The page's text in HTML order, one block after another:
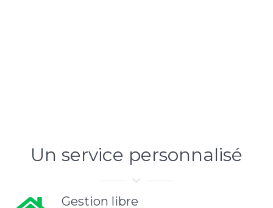
Un service personnalisé
Gestion libre